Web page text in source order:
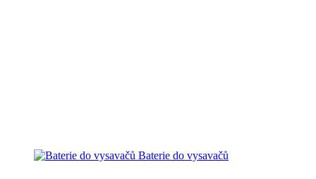
Baterie do vysavačů